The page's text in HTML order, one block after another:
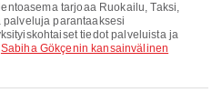
palveluja parantaaksesi
tiedot palveluista ja
Sabiha Gökçenin kansainvälinen